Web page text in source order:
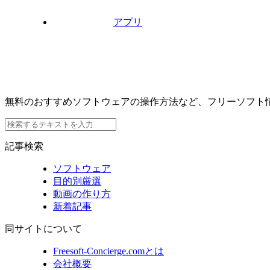
アプリ
無料のおすすめソフトウェアの操作方法など、フリーソフト
記事検索
ソフトウェア
目的別厳選
動画の作り方
新着記事
同サイトについて
Freesoft-Concierge.comとは
会社概要